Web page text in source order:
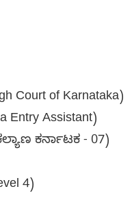
of Karnataka)
Assistant)
ಕರ್ನಾಟಕ - 07)
4)